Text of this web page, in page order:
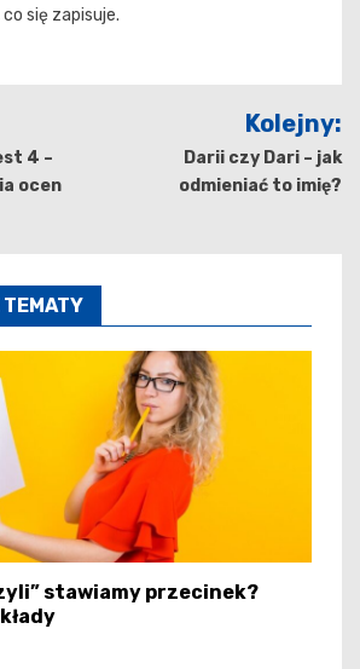
się zapisuje.
4 –
ocen
Kolejny:
Darii czy Dari – jak
odmieniać to imię?
TEMATY
stawiamy przecinek?